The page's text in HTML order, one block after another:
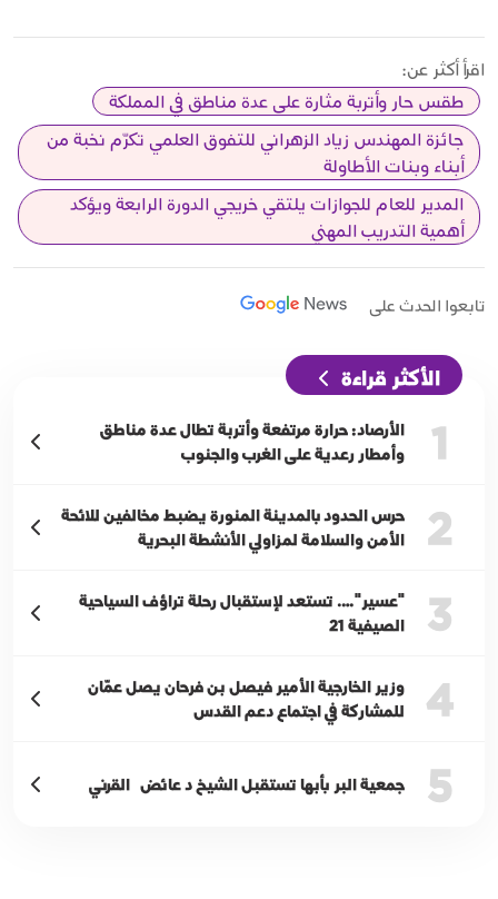
اقرأ أكثر عن:
طقس حار وأتربة مثارة على عدة مناطق في المملكة
جائزة المهندس زياد الزهراني للتفوق العلمي تكرّم نخبة من
أبناء وبنات الأطاولة
المدير للعام للجوازات يلتقي خريجي الدورة الرابعة ويؤكد
أهمية التدريب المهني
تابعوا الحدث على
الأكثر قراءة
1
الأرصاد: حرارة مرتفعة وأتربة تطال عدة مناطق
وأمطار رعدية على الغرب والجنوب
2
حرس الحدود بالمدينة المنورة يضبط مخالفين للائحة
الأمن والسلامة لمزاولي الأنشطة البحرية
3
"عسير"…. تستعد لإستقبال رحلة تراؤف السياحية
الصيفية 21
4
وزير الخارجية الأمير فيصل بن فرحان يصل عمّان
للمشاركة في اجتماع دعم القدس
5 جمعية البر بأبها تستقبل الشيخ د عائض القرني